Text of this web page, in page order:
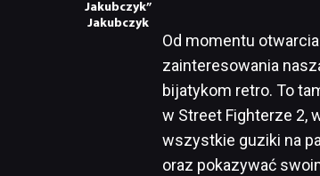
Jakubczyk”
Jakubczyk
Od momentu
zainteresowania
bijatykom retro. To
w Street Fighterze 2,
wszystkie guziki na
oraz pokazywać